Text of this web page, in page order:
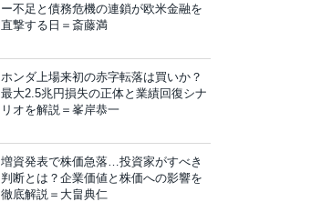
ー不足と債務危機の連鎖が欧米金融を
直撃する日＝斎藤満
ホンダ上場来初の赤字転落は買いか？
最大2.5兆円損失の正体と業績回復シナ
リオを解説＝峯岸恭一
増資発表で株価急落…投資家がすべき
判断とは？企業価値と株価への影響を
徹底解説＝大畠典仁